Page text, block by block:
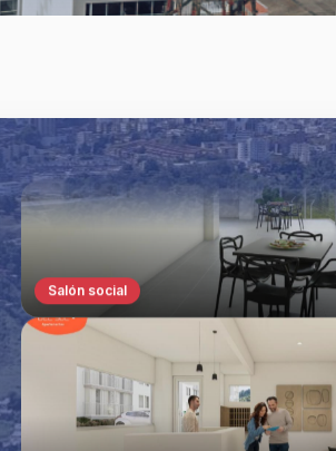
Salón social
Lobby de bienvenida